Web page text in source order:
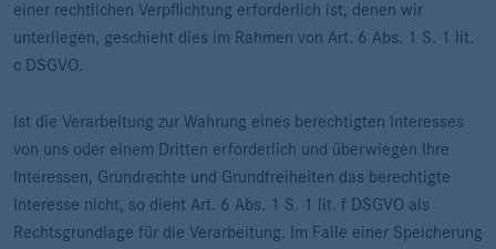
einer rechtlichen Verpflichtung erforderlich ist, denen wir
unterliegen, geschieht dies im Rahmen von Art. 6 Abs. 1 S. 1 lit.
c DSGVO.
Ist die Verarbeitung zur Wahrung eines berechtigten Interesses
von uns oder einem Dritten erforderlich und überwiegen Ihre
Interessen, Grundrechte und Grundfreiheiten das berechtigte
Interesse nicht, so dient Art. 6 Abs. 1 S. 1 lit. f DSGVO als
Rechtsgrundlage für die Verarbeitung. Im Falle einer Speicherung